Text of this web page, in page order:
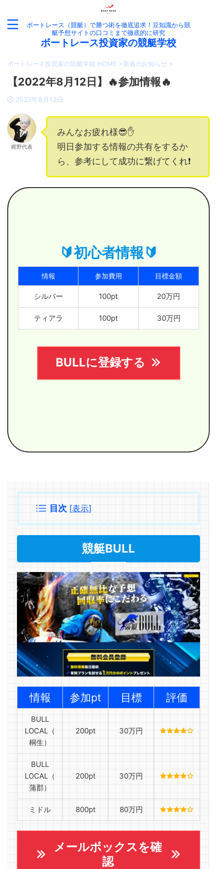
ボートレース（競艇）で勝つ術を徹底追求！豆知識から競
艇予想サイトの口コミまで徹底的に研究
ボートレース投資家の競艇学校
ボートレース投資家の競艇学校 HOME >新着のお知らせ >
【2022年8月12日】🔥参加情報🔥
2022年8月12日
梶野代表
みんなお疲れ様😎✋
明日参加する情報の共有をするか
ら、参考にして成功に繋げてくれ❗️
🔰初心者情報🔰
情報 参加費用 目標金額
シルバー 100pt 20万円
ティアラ 100pt 30万円
BULLに登録する
目次 [表示]
競艇BULL
情報 参加pt 目標 評価
BULL
LOCAL（
桐生）
200pt 30万円
BULL
LOCAL（
蒲郡）
200pt 30万円
ミドル 800pt 80万円
メールボックスを確
認